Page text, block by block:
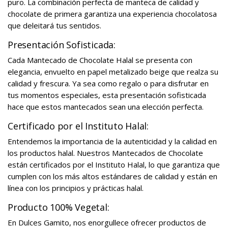
puro. La combinación perfecta de manteca de calidad y
chocolate de primera garantiza una experiencia chocolatosa
que deleitará tus sentidos.
Presentación Sofisticada:
Cada Mantecado de Chocolate Halal se presenta con
elegancia, envuelto en papel metalizado beige que realza su
calidad y frescura. Ya sea como regalo o para disfrutar en
tus momentos especiales, esta presentación sofisticada
hace que estos mantecados sean una elección perfecta.
Certificado por el Instituto Halal:
Entendemos la importancia de la autenticidad y la calidad en
los productos halal. Nuestros Mantecados de Chocolate
están certificados por el Instituto Halal, lo que garantiza que
cumplen con los más altos estándares de calidad y están en
línea con los principios y prácticas halal.
Producto 100% Vegetal:
En Dulces Gamito, nos enorgullece ofrecer productos de